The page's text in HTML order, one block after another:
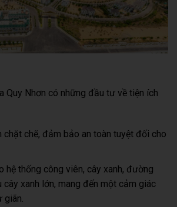
Quy Nhơn có những đầu tư về tiện ích
chặt chẽ, đảm bảo an toàn tuyệt đối cho
hệ thống công viên, cây xanh, đường
cây xanh lớn, mang đến một cảm giác
giãn.